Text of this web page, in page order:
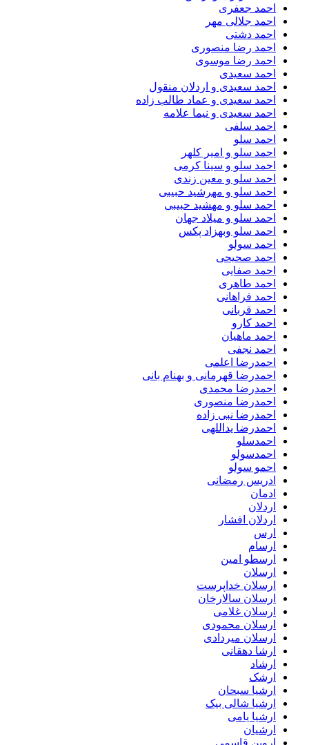
احمد جعفری
احمد جلالی مهر
احمد دشتی
احمد رضا منصوری
احمد رضا موسوی
احمد سعیدی
احمد سعیدی و اردلان منقول
احمد سعیدی و عماد طالب زاده
احمد سعیدی و نیما علامه
احمد سلفی
احمد سلو
احمد سلو و امیر کلهر
احمد سلو و سینا کرمی
احمد سلو و معین زندی
احمد سلو و مهرشید حبیبی
احمد سلو و مهشید حبیبی
احمد سلو و میلاد جهان
احمد سلو وبهزاد پکس
احمد سولو
احمد صحیحی
احمد صفایی
احمد طاهری
احمد فراهانی
احمد قربانی
احمد کارو
احمد ماهیان
احمد نجفی
احمدرضا اعلمی
احمدرضا قهرمانی و بهنام بانی
احمدرضا محمدی
احمدرضا منصوری
احمدرضا نبی زاده
احمدرضا یداللهی
احمدسلو
احمدسولو
احمو سولو
ادریس رمضانی
ادمان
اردلان
اردلان افشار
ارس
ارسام
ارسطو امین
ارسلان
ارسلان خداپرست
ارسلان سالارخان
ارسلان غلامی
ارسلان محمودی
ارسلان میردادی
ارشا دهقانی
ارشاد
ارشک
ارشیا سبحان
ارشیا شالی بیک
ارشیا یامی
ارشیان
اروین قاسمی